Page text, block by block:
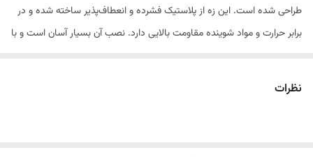
طراحی شده است. این زه از پلاستیک فشرده و انعطاف‌پذیر ساخته شده و در
برابر حرارت و مواد شوینده مقاومت بالایی دارد. نصب آن بسیار آسان است و با
نظرات